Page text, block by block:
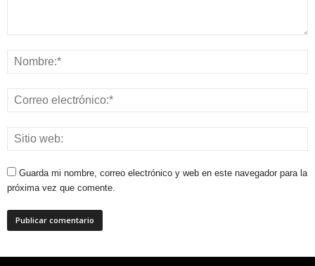
Guarda mi nombre, correo electrónico y web en este navegador para la
próxima vez que comente.